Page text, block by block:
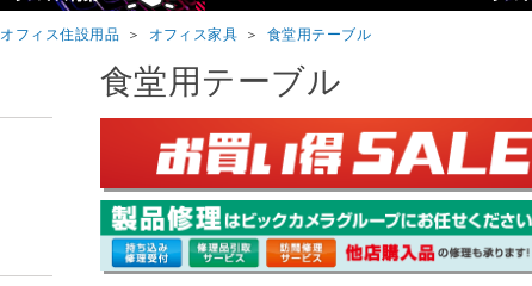
オフィス住設用品 ＞ オフィス家具 ＞ 食堂用テーブル
食堂用テーブル